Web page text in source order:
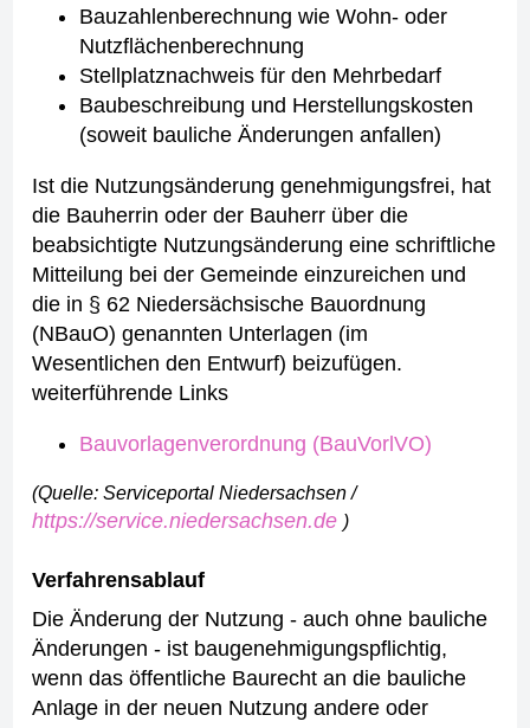
Bauzahlenberechnung wie Wohn- oder
Nutzflächenberechnung
Stellplatznachweis für den Mehrbedarf
Baubeschreibung und Herstellungskosten
(soweit bauliche Änderungen anfallen)
Ist die Nutzungsänderung genehmigungsfrei, hat
die Bauherrin oder der Bauherr über die
beabsichtigte Nutzungsänderung eine schriftliche
Mitteilung bei der Gemeinde einzureichen und
die in § 62 Niedersächsische Bauordnung
(NBauO) genannten Unterlagen (im
Wesentlichen den Entwurf) beizufügen.
weiterführende Links
Bauvorlagenverordnung (BauVorlVO)
(Quelle: Serviceportal Niedersachsen /
https://service.niedersachsen.de )
Verfahrensablauf
Die Änderung der Nutzung - auch ohne bauliche
Änderungen - ist baugenehmigungspflichtig,
wenn das öffentliche Baurecht an die bauliche
Anlage in der neuen Nutzung andere oder